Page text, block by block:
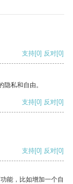
支持[0] 反对[0]
私和自由。
支持[0] 反对[0]
支持[0] 反对[0]
能，比如增加一个自